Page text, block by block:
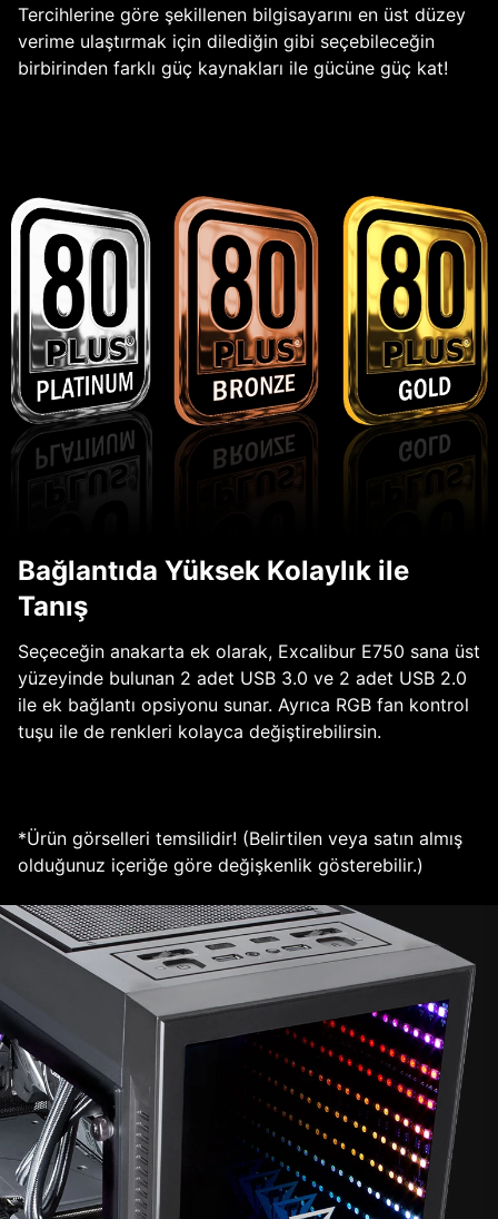
Tercihlerine göre şekillenen bilgisayarını en üst düzey
verime ulaştırmak için dilediğin gibi seçebileceğin
birbirinden farklı güç kaynakları ile gücüne güç kat!
Bağlantıda Yüksek Kolaylık ile
Tanış
Seçeceğin anakarta ek olarak, Excalibur E750 sana üst
yüzeyinde bulunan 2 adet USB 3.0 ve 2 adet USB 2.0
ile ek bağlantı opsiyonu sunar. Ayrıca RGB fan kontrol
tuşu ile de renkleri kolayca değiştirebilirsin.
*Ürün görselleri temsilidir! (Belirtilen veya satın almış
olduğunuz içeriğe göre değişkenlik gösterebilir.)